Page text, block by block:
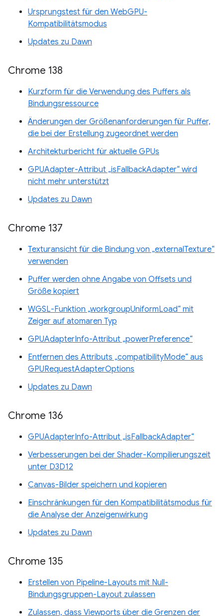
Ursprungstest für den WebGPU-
Kompatibilitätsmodus
Updates zu Dawn
Chrome 138
Kurzform für die Verwendung des Puffers als
Bindungsressource
Änderungen der Größenanforderungen für Puffer,
die bei der Erstellung zugeordnet werden
Architekturbericht für aktuelle GPUs
GPUAdapter-Attribut „isFallbackAdapter“ wird
nicht mehr unterstützt
Updates zu Dawn
Chrome 137
Texturansicht für die Bindung von „externalTexture“
verwenden
Puffer werden ohne Angabe von Offsets und
Größe kopiert
WGSL-Funktion „workgroupUniformLoad“ mit
Zeiger auf atomaren Typ
GPUAdapterInfo-Attribut „powerPreference“
Entfernen des Attributs „compatibilityMode“ aus
GPURequestAdapterOptions
Updates zu Dawn
Chrome 136
GPUAdapterInfo-Attribut „isFallbackAdapter“
Verbesserungen bei der Shader-Kompilierungszeit
unter D3D12
Canvas-Bilder speichern und kopieren
Einschränkungen für den Kompatibilitätsmodus für
die Analyse der Anzeigenwirkung
Updates zu Dawn
Chrome 135
Erstellen von Pipeline-Layouts mit Null-
Bindungsgruppen-Layout zulassen
Zulassen, dass Viewports über die Grenzen der